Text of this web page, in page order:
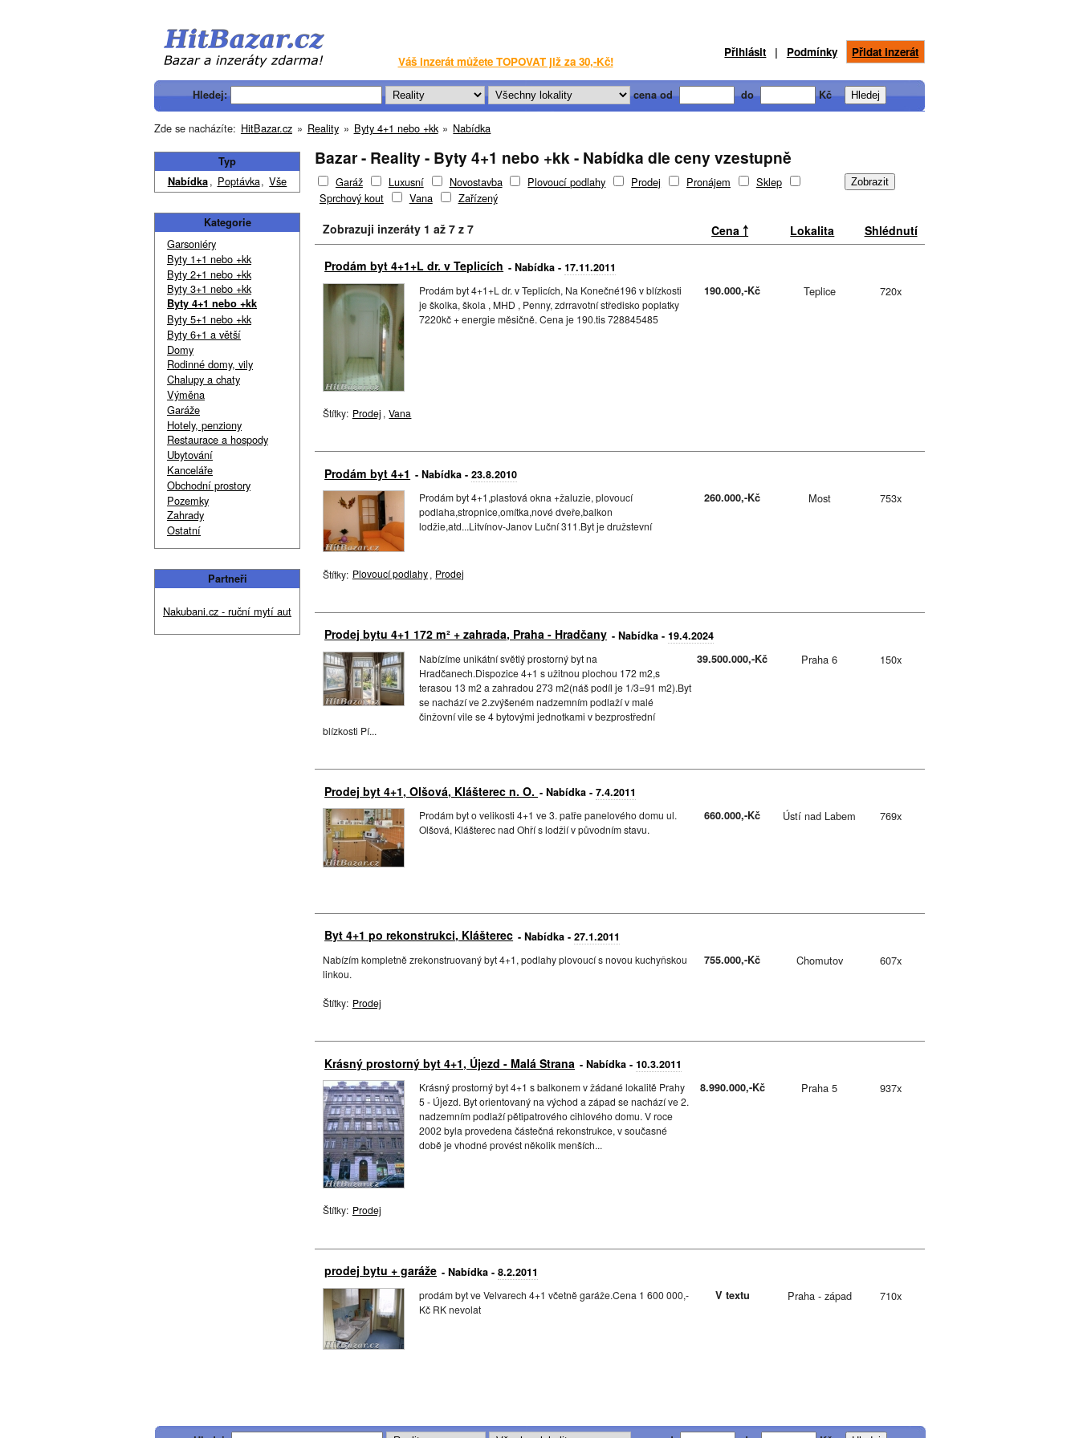
Váš inzerát můžete TOPOVAT již za 30,-Kč!
Přihlásit | Podmínky Přidat inzerát
Hledej: cena od do Kč
Zde se nacházíte: HitBazar.cz » Reality » Byty 4+1 nebo +kk » Nabídka
Typ
Nabídka, Poptávka, Vše
Kategorie
Garsoniéry
Byty 1+1 nebo +kk
Byty 2+1 nebo +kk
Byty 3+1 nebo +kk
Byty 4+1 nebo +kk
Byty 5+1 nebo +kk
Byty 6+1 a větší
Domy
Rodinné domy, vily
Chalupy a chaty
Výměna
Garáže
Hotely, penziony
Restaurace a hospody
Ubytování
Kanceláře
Obchodní prostory
Pozemky
Zahrady
Ostatní
Partneři
Nakubani.cz - ruční mytí aut
Bazar - Reality - Byty 4+1 nebo +kk - Nabídka dle ceny vzestupně
Garáž Luxusní Novostavba Plovoucí podlahy Prodej Pronájem
Sklep
Sprchový kout
Vana Zařízený
Zobrazuji inzeráty 1 až 7 z 7 Cena ￪ Lokalita Shlédnutí
Prodám byt 4+1+L dr. v Teplicích - Nabídka -17.11.2011
Prodám byt 4+1+L dr. v Teplicích, Na Konečné196 v blízkosti
je školka, škola , MHD , Penny, zdrravotní středisko poplatky
7220kč + energie měsičně. Cena je 190.tis 728845485
Štítky: Prodej , Vana
190.000,-Kč Teplice 720x
Prodám byt 4+1 - Nabídka -23.8.2010
Prodám byt 4+1,plastová okna +žaluzie, plovoucí
podlaha,stropnice,omítka,nové dveře,balkon
lodžie,atd...Litvínov-Janov Luční 311.Byt je družstevní
Štítky: Plovoucí podlahy, Prodej
260.000,-Kč Most 753x
Prodej bytu 4+1 172 m² + zahrada, Praha - Hradčany - Nabídka -19.4.2024
Nabízíme unikátní světlý prostorný byt na
Hradčanech.Dispozice 4+1 s užitnou plochou 172 m2,s
terasou 13 m2 a zahradou 273 m2(náš podíl je 1/3=91 m2).Byt
se nachází ve 2.zvýšeném nadzemním podlaží v malé
činžovní vile se 4 bytovými jednotkami v bezprostřední
blízkosti Pí...
39.500.000,-Kč Praha 6 150x
Prodej byt 4+1, Olšová, Klášterec n. O. - Nabídka -7.4.2011
Prodám byt o velikosti 4+1 ve 3. patře panelového domu ul.
Olšová, Klášterec nad Ohří s lodžií v původním stavu.
660.000,-Kč Ústí nad Labem 769x
Byt 4+1 po rekonstrukci, Klášterec - Nabídka -27.1.2011
Nabízím kompletně zrekonstruovaný byt 4+1, podlahy plovoucí s novou kuchyňskou
linkou.
Štítky: Prodej
755.000,-Kč Chomutov 607x
Krásný prostorný byt 4+1, Újezd - Malá Strana - Nabídka -10.3.2011
Krásný prostorný byt 4+1 s balkonem v žádané lokalitě Prahy
5 - Újezd. Byt orientovaný na východ a západ se nachází ve 2.
nadzemním podlaží pětipatrového cihlového domu. V roce
2002 byla provedena částečná rekonstrukce, v současné
době je vhodné provést několik menších...
Štítky: Prodej
8.990.000,-Kč Praha 5 937x
prodej bytu + garáže - Nabídka -8.2.2011
prodám byt ve Velvarech 4+1 včetně garáže.Cena 1 600 000,-
Kč RK nevolat
V textu Praha - západ 710x